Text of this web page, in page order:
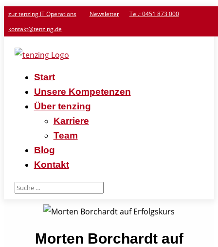
zur tenzing IT Operations Newsletter
Tel.: 0451 873 000
kontakt@tenzing.de
Start
Unsere Kompetenzen
Über tenzing
Karriere
Team
Blog
Kontakt
Morten Borchardt auf